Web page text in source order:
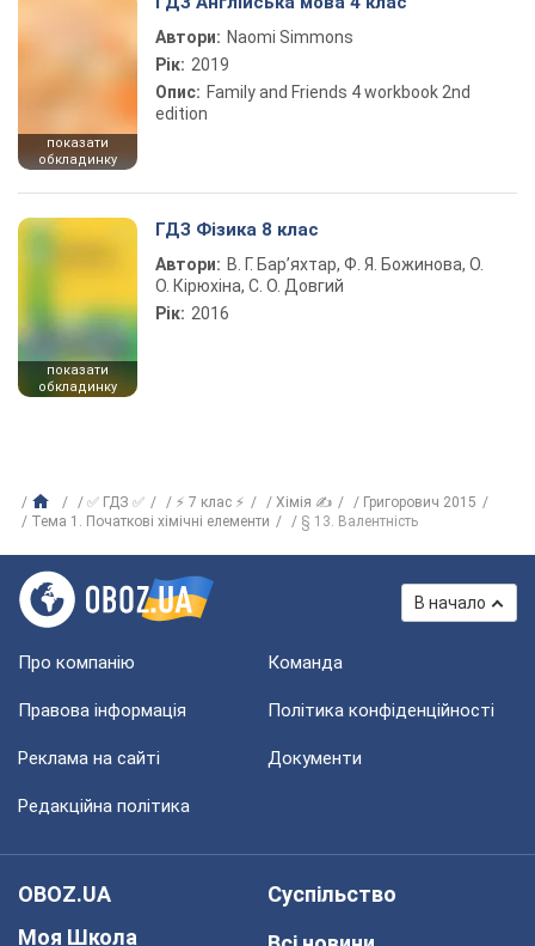
показати
обкладинку
Автори: Naomi Simmons
Рік: 2019
Опис: Family and Friends 4 workbook 2nd
edition
показати
обкладинку
ГДЗ Фізика 8 клас
Автори: В. Г. Бар’яхтар, Ф. Я. Божинова, О.
О. Кірюхіна, С. О. Довгий
Рік: 2016
✅ ГДЗ ✅ ⚡ 7 клас ⚡ Хімія ✍
Григорович 2015
Тема 1. Початкові хімічні елементи
§ 13. Валентність
В начало
Про компанію Команда
Правова інформація Політика конфіденційності
Реклама на сайті Документи
Редакційна політика
OBOZ.UA
Моя Школа
Суспільство